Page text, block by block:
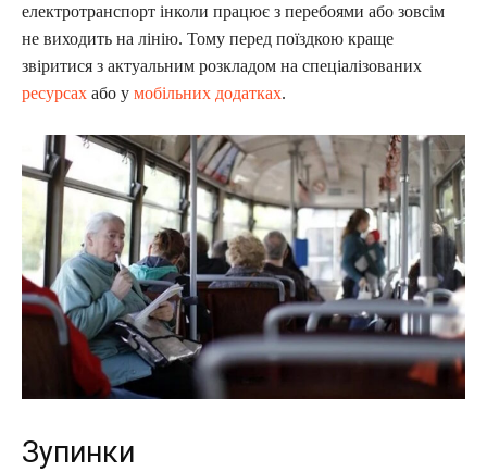
електротранспорт інколи працює з перебоями або зовсім
не виходить на лінію. Тому перед поїздкою краще
звіритися з актуальним розкладом на спеціалізованих
ресурсах або у мобільних додатках.
Зупинки